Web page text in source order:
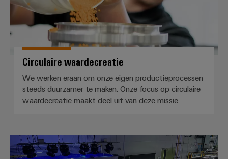
Circulaire waardecreatie
We werken eraan om onze eigen productieprocessen
steeds duurzamer te maken. Onze focus op circulaire
waardecreatie maakt deel uit van deze missie.
Automatisering ontmoet